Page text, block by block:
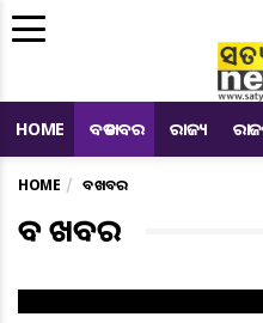
HOME ବଡ ଖବର ରାଜ୍ୟ
HOME ବଡ ଖବର
ବଡ ଖବର